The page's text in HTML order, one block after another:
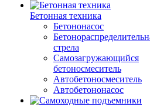
Бетонная техника
Бетононасос
стрела
Самозагружающийся
бетоносмеситель
Автобетоносмеситель
Автобетононасос